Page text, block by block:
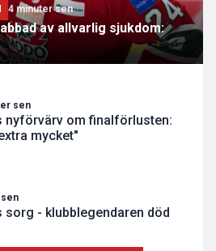
4 minuter sen
av allvarlig sjukdom:
sen
nyförvärv om finalförlusten:
mycket"
sorg - klubblegendaren död